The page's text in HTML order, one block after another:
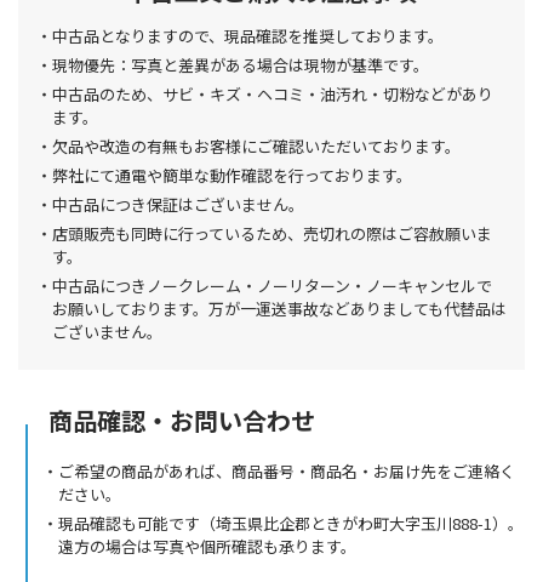
中古品となりますので、現品確認を推奨しております。
現物優先：写真と差異がある場合は現物が基準です。
中古品のため、サビ・キズ・ヘコミ・油汚れ・切粉などがあり
ます。
欠品や改造の有無もお客様にご確認いただいております。
弊社にて通電や簡単な動作確認を行っております。
中古品につき保証はございません。
店頭販売も同時に行っているため、売切れの際はご容赦願いま
す。
中古品につきノークレーム・ノーリターン・ノーキャンセルで
お願いしております。万が一運送事故などありましても代替品は
ございません。
商品確認・お問い合わせ
ご希望の商品があれば、商品番号・商品名・お届け先をご連絡く
ださい。
現品確認も可能です（埼玉県比企郡ときがわ町大字玉川888-1）。
遠方の場合は写真や個所確認も承ります。